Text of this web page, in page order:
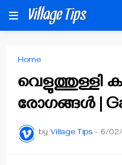
Home
വെളുത്തുള്ളി
രോഗങ്ങൾ |
by Village Tips - 6/